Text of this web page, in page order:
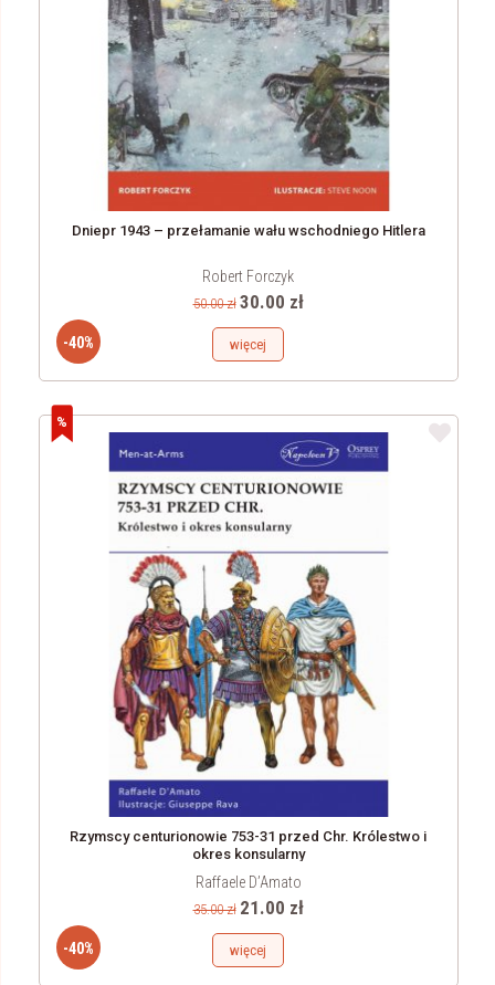
-40%
Dniepr 1943 – przełamanie wału wschodniego Hitlera
Robert Forczyk
50.00 zł 30.00 zł
więcej
-40%
Rzymscy centurionowie 753-31 przed Chr. Królestwo i
okres konsularny
Raffaele D’Amato
35.00 zł 21.00 zł
więcej